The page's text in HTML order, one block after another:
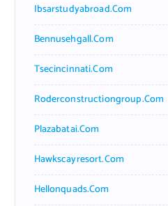
Ibsarstudyabroad.com
Bennusehgall.com
Tsecincinnati.com
Roderconstructiongroup.com
Plazabatai.com
Hawkscayresort.com
Hellonquads.com